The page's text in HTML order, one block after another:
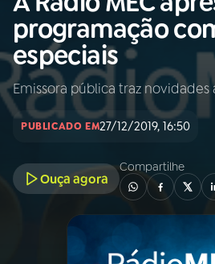
na
Rádio
MEC
Buscar
Início
02A RÁDIO
PROGRAMAÇÃO
programação
especiais
Emissora pública traz
PUBLICADO EM27/12/2019, 16:50
Ouça agora
Compartilhe